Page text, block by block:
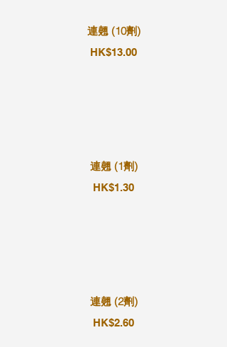
連翹 (10劑)
HK$13.00
連翹 (1劑)
HK$1.30
連翹 (2劑)
HK$2.60